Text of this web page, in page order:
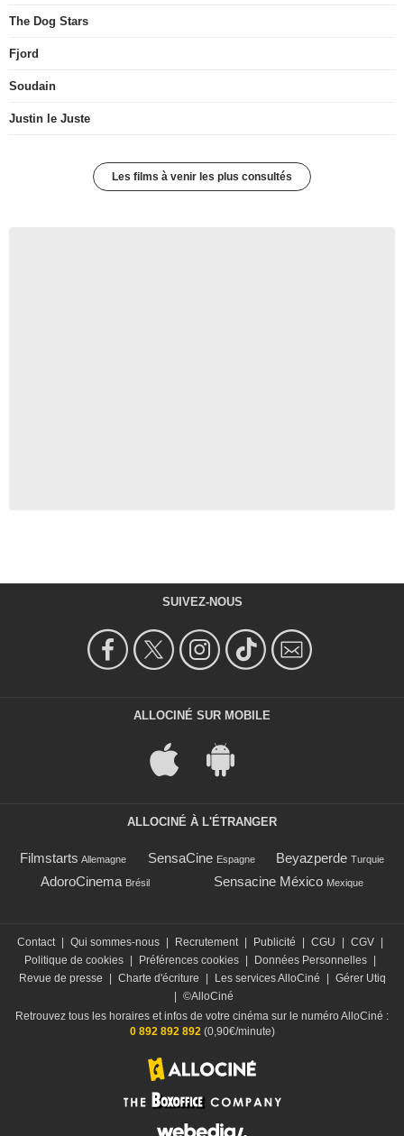
The Dog Stars
Fjord
Soudain
Justin le Juste
Les films à venir les plus consultés
SUIVEZ-NOUS
ALLOCINÉ SUR MOBILE
ALLOCINÉ À L'ÉTRANGER
Filmstarts Allemagne SensaCine Espagne Beyazperde Turquie
AdoroCinema Brésil Sensacine México Mexique
Contact Qui sommes-nous Recrutement Publicité CGU CGV
Politique de cookies
Préférences cookies Données Personnelles
Revue de presse
Charte d'écriture Les services AlloCiné
Gérer Utiq
©AlloCiné
Retrouvez tous les horaires et infos de votre cinéma sur le numéro AlloCiné :
0 892 892 892(0,90€/minute)